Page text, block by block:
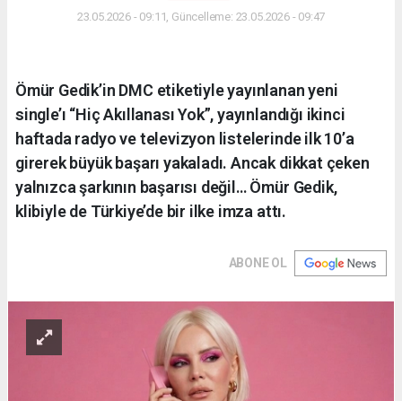
23.05.2026 - 09:11, Güncelleme: 23.05.2026 - 09:47
Ömür Gedik’in DMC etiketiyle yayınlanan yeni
single’ı “Hiç Akıllanası Yok”, yayınlandığı ikinci
haftada radyo ve televizyon listelerinde ilk 10’a
girerek büyük başarı yakaladı. Ancak dikkat çeken
yalnızca şarkının başarısı değil… Ömür Gedik,
klibiyle de Türkiye’de bir ilke imza attı.
ABONE OL